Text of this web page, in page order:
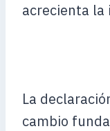
acrecienta la
La
cambio